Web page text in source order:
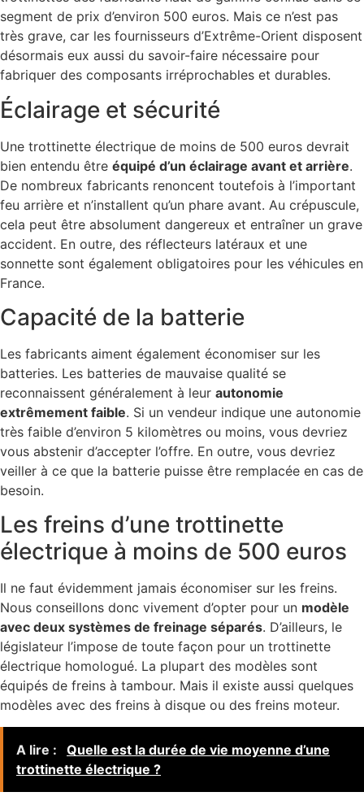
segment de prix d’environ 500 euros. Mais ce n’est pas
très grave, car les fournisseurs d’Extrême-Orient disposent
désormais eux aussi du savoir-faire nécessaire pour
fabriquer des composants irréprochables et durables.
Éclairage et sécurité
Une trottinette électrique de moins de 500 euros devrait
bien entendu être équipé d’un éclairage avant et arrière.
De nombreux fabricants renoncent toutefois à l’important
feu arrière et n’installent qu’un phare avant. Au crépuscule,
cela peut être absolument dangereux et entraîner un grave
accident. En outre, des réflecteurs latéraux et une
sonnette sont également obligatoires pour les véhicules en
France.
Capacité de la batterie
Les fabricants aiment également économiser sur les
batteries. Les batteries de mauvaise qualité se
reconnaissent généralement à leur autonomie
extrêmement faible. Si un vendeur indique une autonomie
très faible d’environ 5 kilomètres ou moins, vous devriez
vous abstenir d’accepter l’offre. En outre, vous devriez
veiller à ce que la batterie puisse être remplacée en cas de
besoin.
Les freins d’une trottinette
électrique à moins de 500 euros
Il ne faut évidemment jamais économiser sur les freins.
Nous conseillons donc vivement d’opter pour un modèle
avec deux systèmes de freinage séparés. D’ailleurs, le
législateur l’impose de toute façon pour un trottinette
électrique homologué. La plupart des modèles sont
équipés de freins à tambour. Mais il existe aussi quelques
modèles avec des freins à disque ou des freins moteur.
A lire :
Quelle est la durée de vie moyenne d’une
trottinette électrique ?